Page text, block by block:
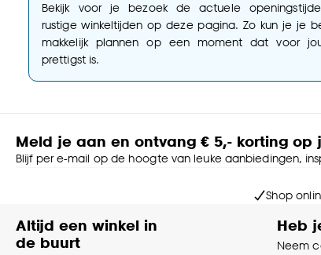
Bekijk voor je bezoek de actuele
rustige winkeltijden op deze pagina. Zo kun je je
makkelijk plannen op een moment dat voor
prettigst is.
Meld je aan en ontvang € 5,- korting op
Blijf per e-mail op de hoogte van leuke aanbiedingen,
Shop
Altijd een winkel in
de buurt
Heb
Neem